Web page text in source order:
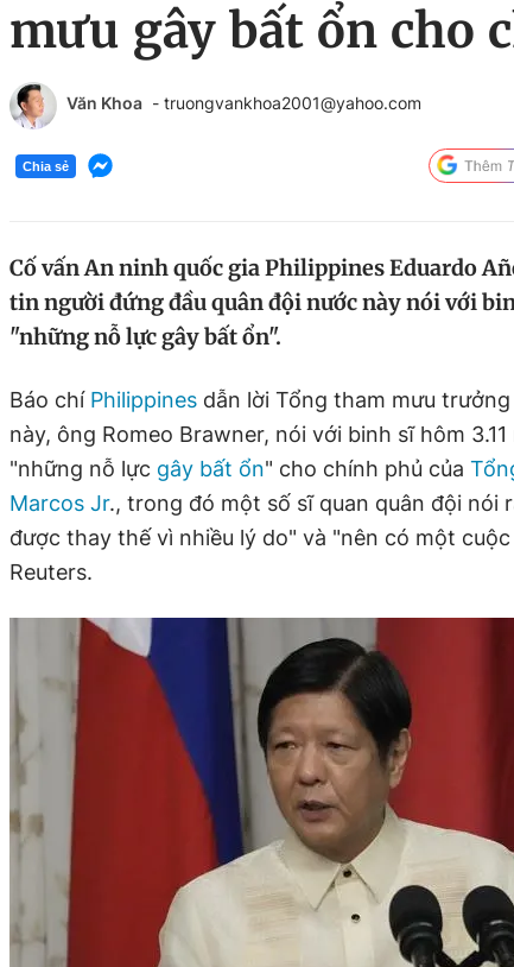
mưu gây bất ổn cho
Văn Khoa - truongvankhoa2001@yahoo.com
Chia sẻ
Cố vấn An ninh quốc gia Philippines Eduardo
tin người đứng đầu quân đội nước này nói với
"những nỗ lực gây bất ổn".
Báo chí Philippines dẫn lời Tổng tham mưu
này, ông Romeo Brawner, nói với binh sĩ hôm
"những nỗ lực gây bất ổn" cho chính phủ của
Marcos Jr., trong đó một số sĩ quan quân đội nói
được thay thế vì nhiều lý do" và "nên có một
Reuters.